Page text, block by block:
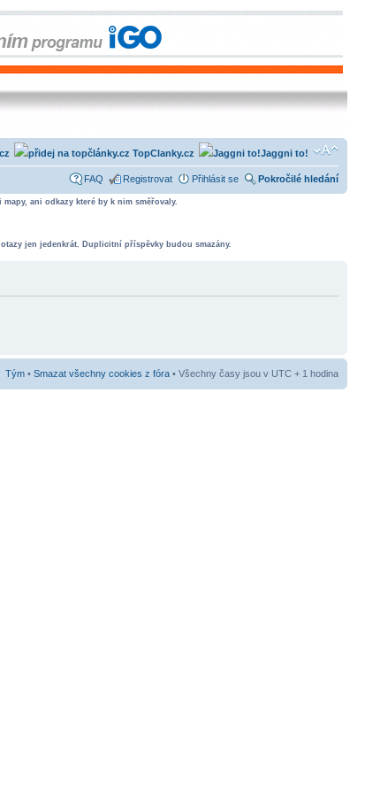
Jaggni to!
TopClanky.cz
FAQ Registrovat Přihlásit se Pokročilé hledání
ani odkazy které by k nim směřovaly.
jen jedenkrát. Duplicitní příspěvky budou smazány.
Tým • Smazat všechny cookies z fóra • Všechny časy jsou v UTC + 1 hodina